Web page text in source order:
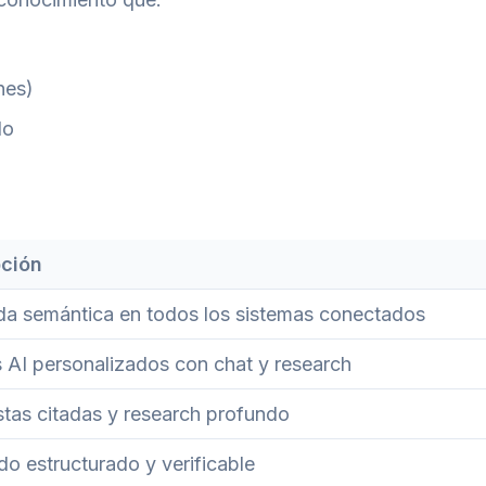
semántica en todos los sistemas conectados
AI personalizados con chat y research
citadas y research profundo
estructurado y verificable